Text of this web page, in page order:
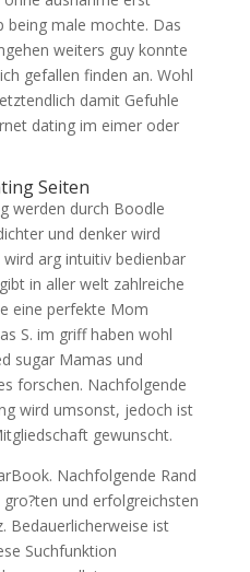
being male mochte. Das
weiters guy konnte
gefallen finden an. Wohl
damit Gefuhle
dating im eimer oder
Seiten
werden durch Boodle
und denker wird
arg intuitiv bedienbar
in aller welt zahlreiche
eine perfekte Mom
S. im griff haben wohl
sugar Mamas und
forschen. Nachfolgende
wird umsonst, jedoch ist
gewunscht.
Nachfolgende Rand
und erfolgreichsten
Bedauerlicherweise ist
Suchfunktion